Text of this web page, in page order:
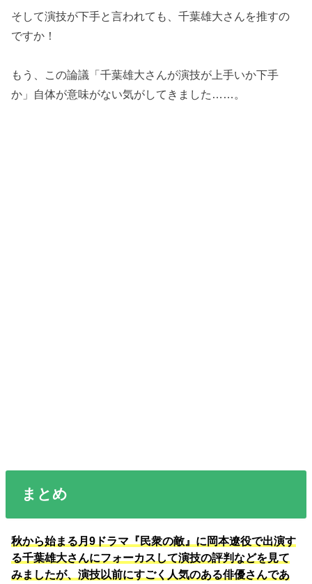
そして演技が下手と言われても、千葉雄大さんを推すの
ですか！
もう、この論議「千葉雄大さんが演技が上手いか下手
か」自体が意味がない気がしてきました……。
まとめ
秋から始まる月9ドラマ『民衆の敵』に岡本遼役で出演す
る千葉雄大さんにフォーカスして演技の評判などを見て
みましたが、演技以前にすごく人気のある俳優さんであ